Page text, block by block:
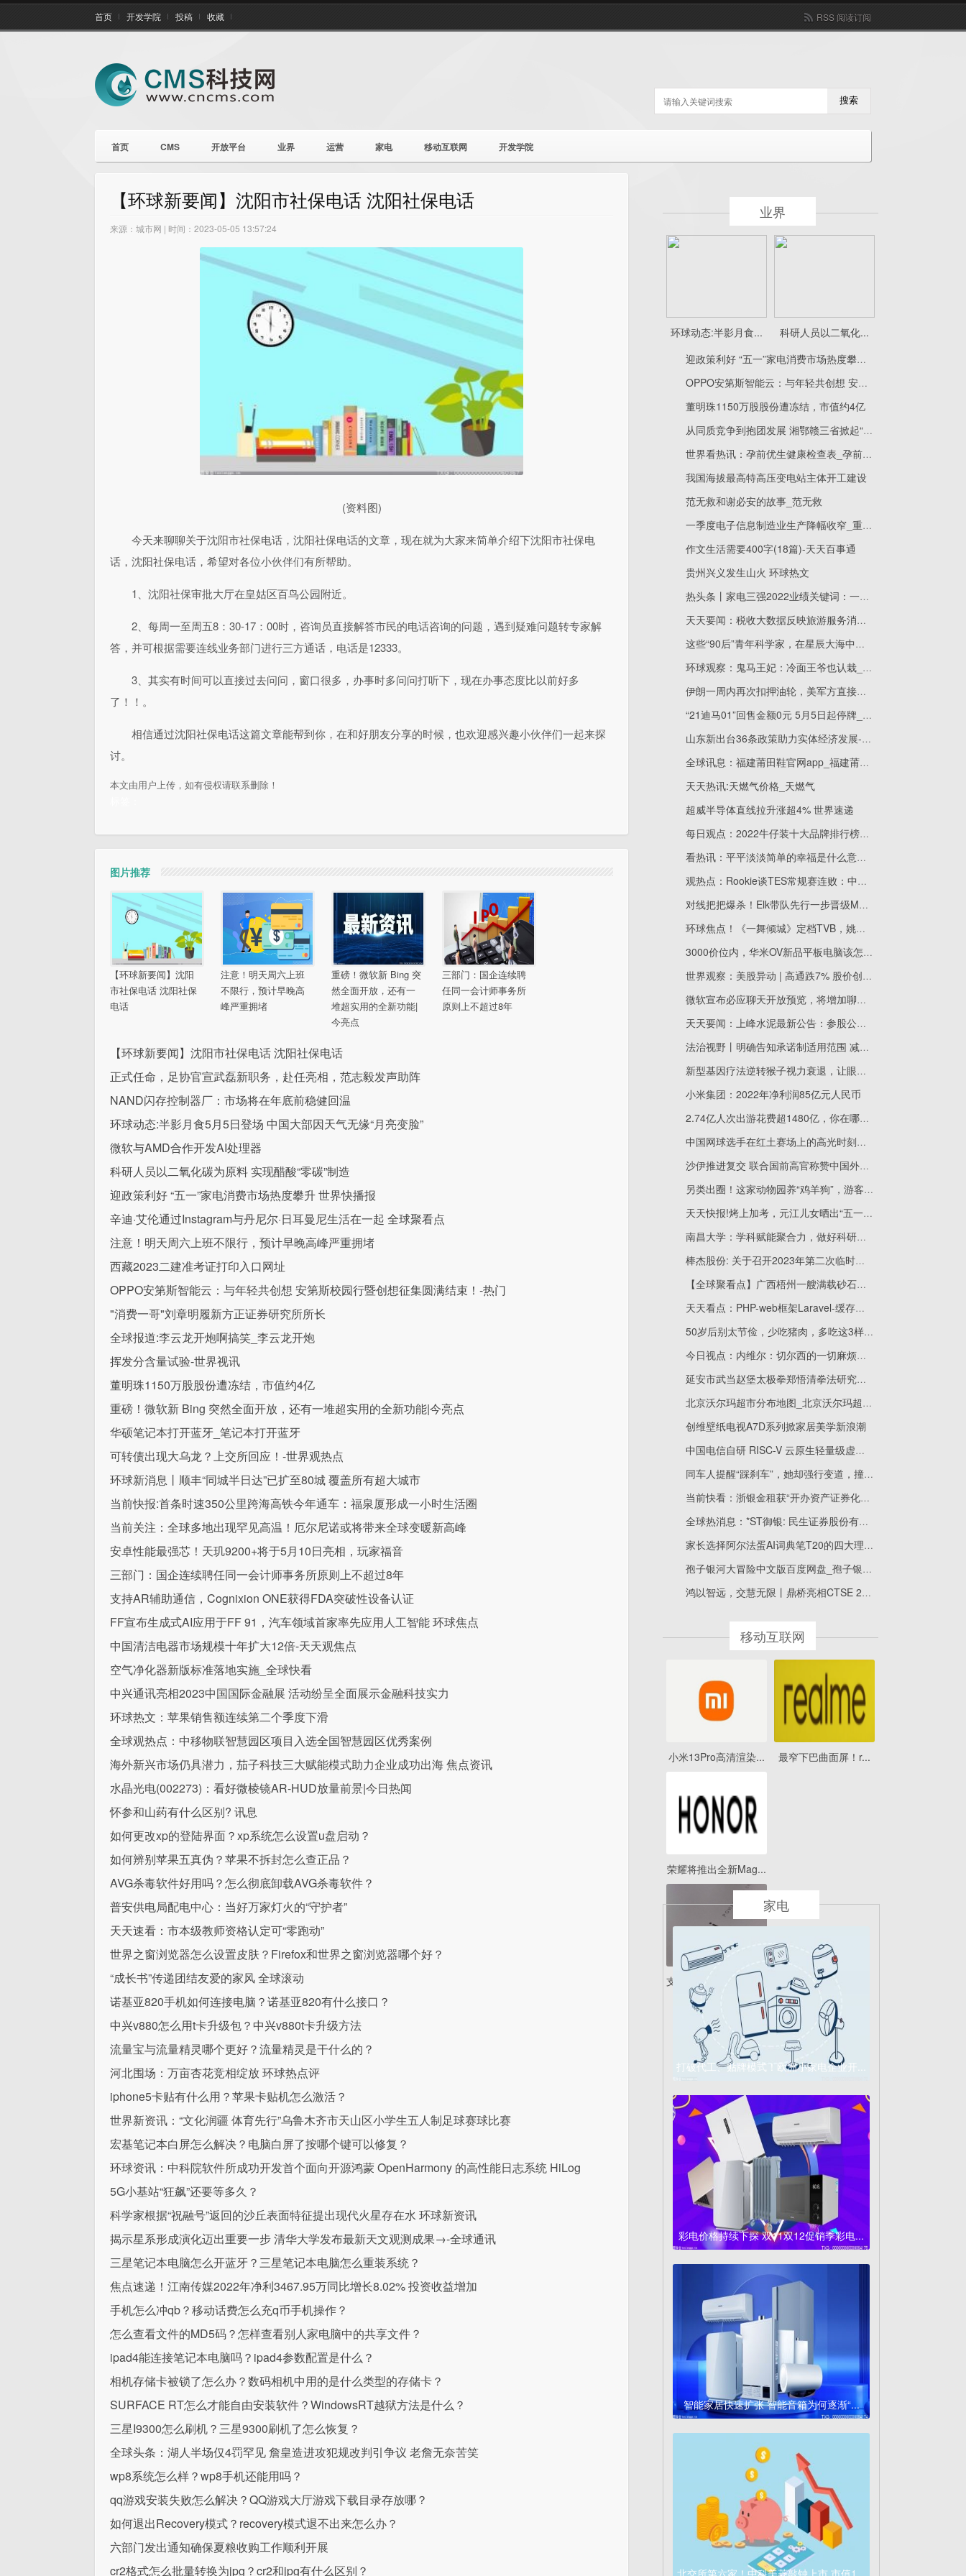
首页 开发学院 投稿 收藏 RSS 阅读订阅
搜索
首页 CMS 开放平台 业界 运营 家电 移动互联网 开发学院
【环球新要闻】沈阳市社保电话 沈阳社保电话
来源：城市网 | 时间：2023-05-05 13:57:24
(资料图)
今天来聊聊关于沈阳市社保电话，沈阳社保电话的文章，现在就为大家来简单介绍下沈阳市社保电
话，沈阳社保电话，希望对各位小伙伴们有所帮助。
1、沈阳社保审批大厅在皇姑区百鸟公园附近。
2、每周一至周五8：30-17：00时，咨询员直接解答市民的电话咨询的问题，遇到疑难问题转专家解
答，并可根据需要连线业务部门进行三方通话，电话是12333。
3、其实有时间可以直接过去问问，窗口很多，办事时多问问打听下，现在办事态度比以前好多
了！！。
相信通过沈阳社保电话这篇文章能帮到你，在和好朋友分享的时候，也欢迎感兴趣小伙伴们一起来探
讨。
本文由用户上传，如有侵权请联系删除！
图片推荐
【环球新要闻】沈阳
市社保电话 沈阳社保
电话
注意！明天周六上班
不限行，预计早晚高
峰严重拥堵
重磅！微软新 Bing 突
然全面开放，还有一
堆超实用的全新功能|
今亮点
三部门：国企连续聘
任同一会计师事务所
原则上不超过8年
【环球新要闻】沈阳市社保电话 沈阳社保电话
正式任命，足协官宣武磊新职务，赴任亮相，范志毅发声助阵
NAND闪存控制器厂：市场将在年底前稳健回温
环球动态:半影月食5月5日登场 中国大部因天气无缘“月亮变脸”
微软与AMD合作开发AI处理器
科研人员以二氧化碳为原料 实现醋酸“零碳”制造
迎政策利好 “五一”家电消费市场热度攀升 世界快播报
辛迪·艾伦通过Instagram与丹尼尔·日耳曼尼生活在一起 全球聚看点
注意！明天周六上班不限行，预计早晚高峰严重拥堵
西藏2023二建准考证打印入口网址
OPPO安第斯智能云：与年轻共创想 安第斯校园行暨创想征集圆满结束！-热门
"消费一哥"刘章明履新方正证券研究所所长
全球报道:李云龙开炮啊搞笑_李云龙开炮
挥发分含量试验-世界视讯
董明珠1150万股股份遭冻结，市值约4亿
重磅！微软新 Bing 突然全面开放，还有一堆超实用的全新功能|今亮点
华硕笔记本打开蓝牙_笔记本打开蓝牙
可转债出现大乌龙？上交所回应！-世界观热点
环球新消息丨顺丰“同城半日达”已扩至80城 覆盖所有超大城市
当前快报:首条时速350公里跨海高铁今年通车：福泉厦形成一小时生活圈
当前关注：全球多地出现罕见高温！厄尔尼诺或将带来全球变暖新高峰
安卓性能最强芯！天玑9200+将于5月10日亮相，玩家福音
三部门：国企连续聘任同一会计师事务所原则上不超过8年
支持AR辅助通信，Cognixion ONE获得FDA突破性设备认证
FF宣布生成式AI应用于FF 91，汽车领域首家率先应用人工智能 环球焦点
中国清洁电器市场规模十年扩大12倍-天天观焦点
空气净化器新版标准落地实施_全球快看
中兴通讯亮相2023中国国际金融展 活动纷呈全面展示金融科技实力
环球热文：苹果销售额连续第二个季度下滑
全球观热点：中移物联智慧园区项目入选全国智慧园区优秀案例
海外新兴市场仍具潜力，茄子科技三大赋能模式助力企业成功出海 焦点资讯
水晶光电(002273)：看好微棱镜AR-HUD放量前景|今日热闻
怀参和山药有什么区别? 讯息
如何更改xp的登陆界面？xp系统怎么设置u盘启动？
如何辨别苹果五真伪？苹果不拆封怎么查正品？
AVG杀毒软件好用吗？怎么彻底卸载AVG杀毒软件？
普安供电局配电中心：当好万家灯火的“守护者”
天天速看：市本级教师资格认定可“零跑动”
世界之窗浏览器怎么设置皮肤？Firefox和世界之窗浏览器哪个好？
“成长书”传递团结友爱的家风 全球滚动
诺基亚820手机如何连接电脑？诺基亚820有什么接口？
中兴v880怎么用t卡升级包？中兴v880t卡升级方法
流量宝与流量精灵哪个更好？流量精灵是干什么的？
河北围场：万亩杏花竞相绽放 环球热点评
iphone5卡贴有什么用？苹果卡贴机怎么激活？
世界新资讯：“文化润疆 体育先行”乌鲁木齐市天山区小学生五人制足球赛球比赛
宏基笔记本白屏怎么解决？电脑白屏了按哪个键可以修复？
环球资讯：中科院软件所成功开发首个面向开源鸿蒙 OpenHarmony 的高性能日志系统 HiLog
5G小基站“狂飙”还要等多久？
科学家根据“祝融号”返回的沙丘表面特征提出现代火星存在水 环球新资讯
揭示星系形成演化迈出重要一步 清华大学发布最新天文观测成果→-全球通讯
三星笔记本电脑怎么开蓝牙？三星笔记本电脑怎么重装系统？
焦点速递！江南传媒2022年净利3467.95万同比增长8.02% 投资收益增加
手机怎么冲qb？移动话费怎么充q币手机操作？
怎么查看文件的MD5码？怎样查看别人家电脑中的共享文件？
ipad4能连接笔记本电脑吗？ipad4参数配置是什么？
相机存储卡被锁了怎么办？数码相机中用的是什么类型的存储卡？
SURFACE RT怎么才能自由安装软件？WindowsRT越狱方法是什么？
三星I9300怎么刷机？三星9300刷机了怎么恢复？
全球头条：湖人半场仅4罚罕见 詹皇造进攻犯规改判引争议 老詹无奈苦笑
wp8系统怎么样？wp8手机还能用吗？
qq游戏安装失败怎么解决？QQ游戏大厅游戏下载目录存放哪？
如何退出Recovery模式？recovery模式退不出来怎么办？
六部门发出通知确保夏粮收购工作顺利开展
cr2格式怎么批量转换为jpg？cr2和jpg有什么区别？
业界
环球动态:半影月食... 科研人员以二氧化...
迎政策利好 “五一”家电消费市场热度攀升 世界快播报
OPPO安第斯智能云：与年轻共创想 安第斯校园行暨创想征集圆满结束！-热门
董明珠1150万股股份遭冻结，市值约4亿
从同质竞争到抱团发展 湘鄂赣三省掀起“交换游”热潮
世界看热讯：孕前优生健康检查表_孕前优生健康检查系统登录
我国海拔最高特高压变电站主体开工建设
范无救和谢必安的故事_范无救
一季度电子信息制造业生产降幅收窄_重点聚焦
作文生活需要400字(18篇)-天天百事通
贵州兴义发生山火 环球热文
热头条丨家电三强2022业绩关键词：一个大，一个强，一个快
天天要闻：税收大数据反映旅游服务消费快速恢复
这些“90后”青年科学家，在星辰大海中追逐梦想
环球观察：鬼马王妃：冷面王爷也认栽_关于鬼马王妃：冷面王爷也认栽简述
伊朗一周内再次扣押油轮，美军方直接发布声明进行“激烈指责”
“21迪马01”回售金额0元 5月5日起停牌_每日快讯
山东新出台36条政策助力实体经济发展-世界通讯
全球讯息：福建莆田鞋官网app_福建莆田官网
天天热讯:天燃气价格_天燃气
超威半导体直线拉升涨超4% 世界速递
每日观点：2022牛仔装十大品牌排行榜_牛仔装哪个牌子好
看热讯：平平淡淡简单的幸福是什么意思_平平淡淡简单的幸福是什么歌
观热点：Rookie谈TES常规赛连败：中野辅执行力差，优势容易送
对线把把爆杀！Elk带队先行一步晋级MSI小组赛|环球热消息
环球焦点！《一舞倾城》定档TVB，姚子羚陈法蓉主演，王晶的华灯初上
3000价位内，华米OV新品平板电脑该怎么选？产品优劣势一览 天天速读
世界观察：美股异动 | 高通跌7% 股价创6个月新低 Q2营收、利润双双下滑
微软宣布必应聊天开放预览，将增加聊天记录、第三方插件等功能
天天要闻：上峰水泥最新公告：参股公司晶合集成5月5日在科创板上市
法治视野丨明确告知承诺制适用范围 减轻企业和群众举证负担——辽宁省公证行业推出便民利企新举措
新型基因疗法逆转猴子视力衰退，让眼睛重返年轻状态 每日信息
小米集团：2022年净利润85亿元人民币
2.74亿人次出游花费超1480亿，你在哪里看“人从众”？
中国网球选手在红土赛场上的高光时刻，还属李娜最强，后辈需努力 每日快看
沙伊推进复交 联合国前高官称赞中国外交！
另类出圈！这家动物园养“鸡羊狗”，游客：智商被侮辱了！当地人大代表曾呼吁改造，动物园：缺钱……|每日快看
天天快报!烤上加考，元江儿女晒出“五一”成绩单
南昌大学：学科赋能聚合力，做好科研育人大文章
棒杰股份: 关于召开2023年第二次临时股东大会的通知_每日热讯
【全球聚看点】广西梧州一艘满载砂石的货船搁浅河道，热心船老板出动22艘快艇和一艘货船相助
天天看点：PHP-web框架Laravel-缓存（一）
50岁后别太节俭，少吃猪肉，多吃这3样，强体质增免疫少生病_微速讯
今日视点：内维尔：切尔西的一切麻烦都来自伯利 接下来他们有能力挑战前三
延安市武当赵堡太极拳郑悟清拳法研究会 天天即时看
北京沃尔玛超市分布地图_北京沃尔玛超市分布图|每日速递
创维壁纸电视A7D系列掀家居美学新浪潮
中国电信自研 RISC-V 云原生轻量级虚拟机 TeleVM 成功运行，内存开销降低约 90%
同车人提醒“踩刹车”，她却强行变道，撞了……
当前快看：浙银金租获“开办资产证券化业务”资格
全球热消息：*ST御银: 民生证券股份有限公司关于广州御银科技股份有限公司2022年度证券投资情况的专项说明的核查意见
家长选择阿尔法蛋AI词典笔T20的四大理由！全网引共鸣_今日关注
孢子银河大冒险中文版百度网盘_孢子银河大冒险中文版
鸿以智远，交慧无限丨鼎桥亮相CTSE 2023第十三届交博会
移动互联网
小米13Pro高清渲染... 最窄下巴曲面屏！r...
荣耀将推出全新Mag...
支持67W快充！Redm...
家电
打破代工、贴牌模式！欧洲小家电企业开...
彩电价格持续下探 双11双12促销季彩电...
智能家居快速扩张 智能音箱为何逐渐“...
北交所第六家！中科美菱敲钟上市 市值1...